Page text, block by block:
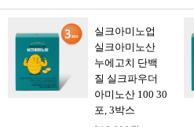
실크아미노업
실크아미노산
누에고치 단백
질 실크파우더
아미노산 100 30
포, 3박스